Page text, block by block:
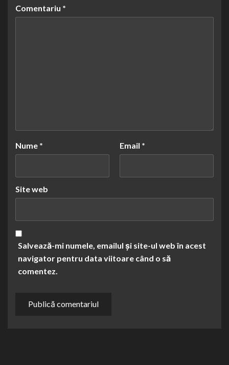
Comentariu *
Nume * Email *
Site web
Salvează-mi numele, emailul și site-ul web în acest
navigator pentru data viitoare când o să
comentez.